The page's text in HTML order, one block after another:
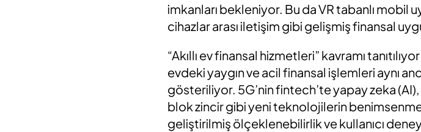
imkanları bekleniyor. Bu da VR tabanlı mobil
cihazlar arası iletişim gibi gelişmiş finansal
“Akıllı ev finansal hizmetleri” kavramı
evdeki yaygın ve acil finansal işlemleri aynı
gösteriliyor. 5G’nin fintech’te yapay zeka
blok zincir gibi yeni teknolojilerin
geliştirilmiş ölçeklenebilirlik ve kullanıcı